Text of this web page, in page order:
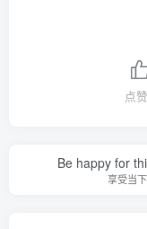
点赞
Be happy for
享受当